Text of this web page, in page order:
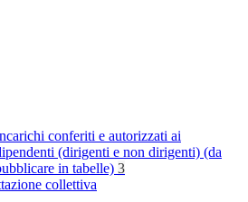
conferiti e autorizzati ai
(dirigenti e non dirigenti) (da
in tabelle) 3
collettiva